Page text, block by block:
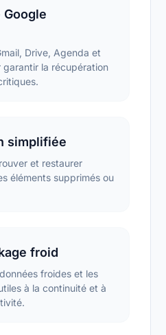
Google
Drive, Agenda et
garantir la récupération
simplifiée
et restaurer
éléments supprimés ou
froid
froides et les
à la continuité et à